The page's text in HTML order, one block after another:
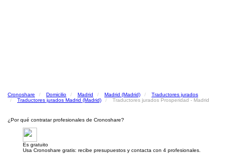
Cronoshare Domicilio Madrid Madrid (Madrid)
Traductores jurados
Traductores jurados Madrid (Madrid)
Traductores jurados Prosperidad - Madrid
¿Por qué contratar profesionales de Cronoshare?
Es gratuito
Usa Cronoshare gratis: recibe presupuestos y contacta con 4 profesionales.